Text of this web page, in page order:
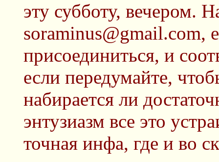
эту субботу, вечером.
soraminus@gmail.com,
присоединиться, и
если передумайте,
набирается ли
энтузиазм все это
точная инфа, где и во